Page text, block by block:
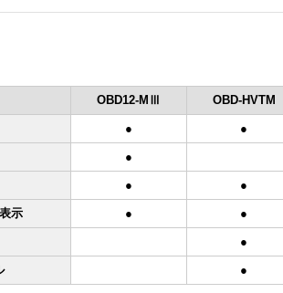
OBD12-MⅢ OBD-HVTM
● ●
●
● ●
示 ● ●
●
●